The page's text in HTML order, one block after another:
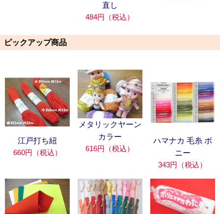
直し
484円（税込）
ピックアップ商品
江戸打ち紐
660円（税込）
メタリックヤーン
カラー
616円（税込）
ハマナカ 毛糸 ボ
ニー
343円（税込）